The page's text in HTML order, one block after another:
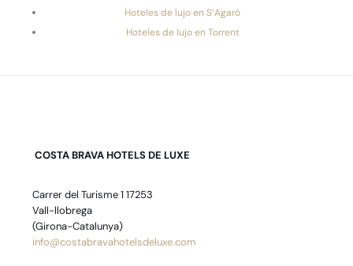
Hoteles de lujo en S’Agaró
Hoteles de lujo en Torrent
COSTA BRAVA HOTELS DE LUXE
Carrer del Turisme 1 17253
Vall-llobrega
(Girona-Catalunya)
info@costabravahotelsdeluxe.com